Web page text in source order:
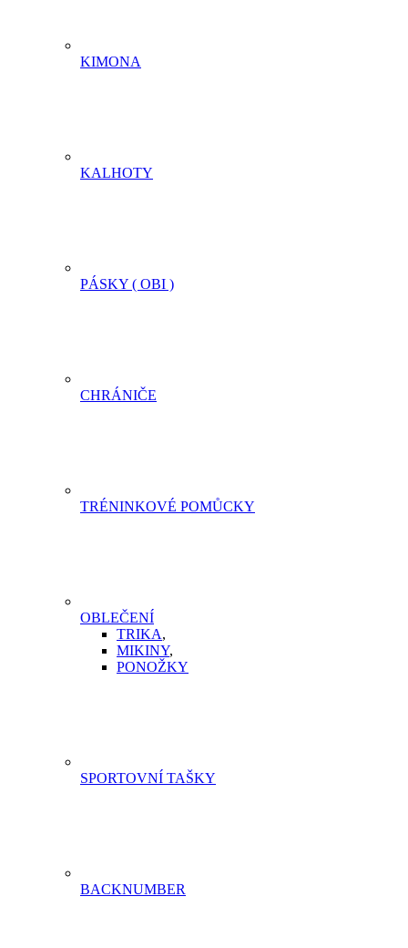
KIMONA
KALHOTY
PÁSKY ( OBI )
CHRÁNIČE
TRÉNINKOVÉ POMŮCKY
OBLEČENÍ
TRIKA,
MIKINY,
PONOŽKY
SPORTOVNÍ TAŠKY
BACKNUMBER